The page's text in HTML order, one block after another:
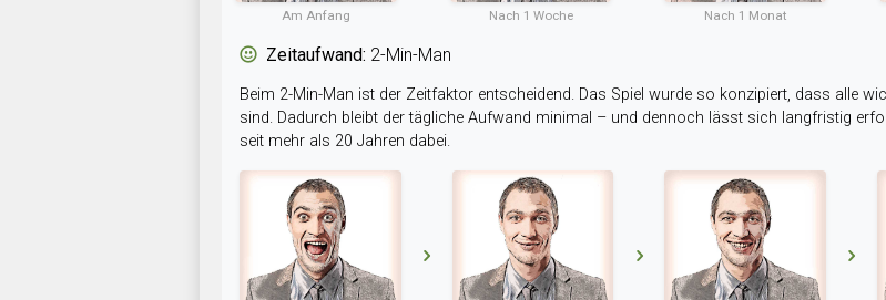
Am Anfang Nach 1 Woche Nach 1 Monat
Zeitaufwand: 2-Min-Man
Beim 2-Min-Man ist der Zeitfaktor entscheidend. Das Spiel wurde so konzipiert, dass alle
sind. Dadurch bleibt der tägliche Aufwand minimal – und dennoch lässt sich langfristig
seit mehr als 20 Jahren dabei.